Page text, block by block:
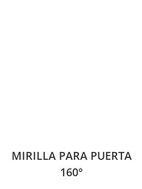
MIRILLA PARA PUERTA
160°